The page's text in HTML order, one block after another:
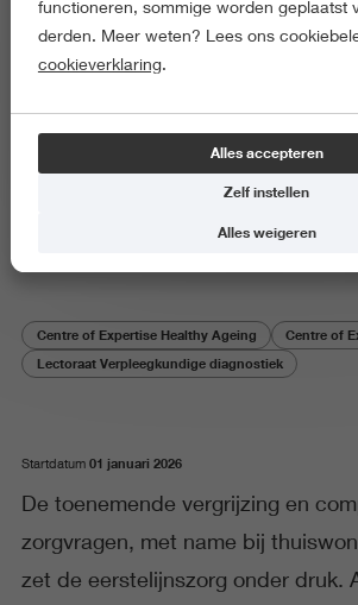
AI-ondersteunde
multimorbiditeit
Onderzoeksproject
Centre of Expertise Healthy Ageing
Centre of
Lectoraat Verpleegkundige diagnostiek
Startdatum 01 januari 2026
De toenemende vergrijzing en
zorgvragen, met name bij
zet de eerstelijnszorg onder druk.
functioneren, sommige worden geplaatst
derden. Meer weten? Lees ons
cookieverklaring.
Alles accepteren
Zelf instellen
Alles weigeren